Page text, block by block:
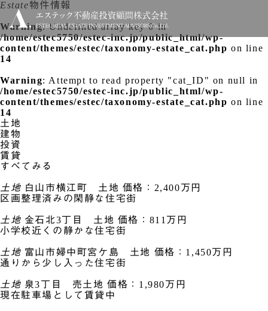
Estate物件情報
Warning: Undefined array key 0 in
/home/estec5750/estec-inc.jp/public_html/wp-
content/themes/estec/taxonomy-estate_cat.php on line
14
Warning: Attempt to read property "cat_ID" on null in
/home/estec5750/estec-inc.jp/public_html/wp-
content/themes/estec/taxonomy-estate_cat.php on line
14
土地
建物
投資
賃貸
すべてみる
土地 白山市横江町 土地 価格：2,400万円
区画整理済みの閑静な住宅街
土地 金石北3丁目 土地 価格：811万円
小学校近くの静かな住宅街
土地 富山市婦中町宮ケ島 土地 価格：1,450万円
通りから少し入った住宅街
土地 泉3丁目 売土地 価格：1,980万円
現在駐車場として賃貸中